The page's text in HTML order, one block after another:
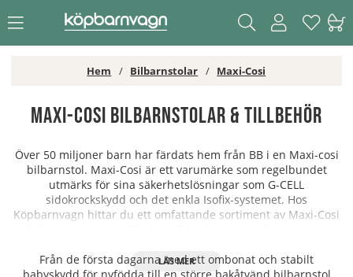
Hem Bilbarnstolar Maxi-Cosi
Maxi-Cosi bilbarnstolar & Tillbehör
Över 50 miljoner barn har färdats hem från BB i en Maxi-cosi
bilbarnstol. Maxi-Cosi är ett varumärke som regelbundet
utmärks för sina säkerhetslösningar som G-CELL
sidokrockskydd och det enkla Isofix-systemet. Hos
Köpbarnvagn hittar du ett omfattande sortiment av Maxi-Cosi
Från de första dagarna med ett ombonat och stabilt